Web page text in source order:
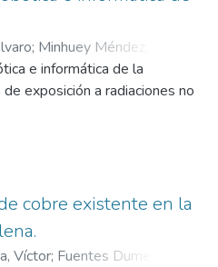
se procedió cumpliendo
relevantes históricos, las
en lo que respecta a
de metodología que se
las características
y la recolección de datos
y cualitativamente,
y recomendaciones
; Minhuey Méndez,
e informática de la
exposición a radiaciones no
real spectran nf-5035,
una frecuencia industrial
un valor de 0.09μτ
máximo permitido por la
cobre existente en la
Víctor; Fuentes Dumes,